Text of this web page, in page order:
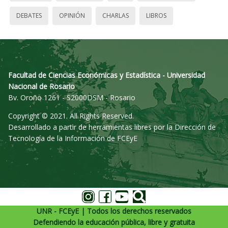
DEBATES OPINIÓN CHARLAS LIBROS
Facultad de Ciencias Económicas y Estadística - Universidad
Nacional de Rosario
Bv. Oroño 1261 - S2000DSM - Rosario
Copyright © 2021. All Rights Reserved.
Desarrollado a partir de herramientas libres por la Dirección de
Tecnología de la Información de FCEyE
UNR - FCEyE | Todos los derechos reservados
Defendiendo la educación pública, libre y gratuita